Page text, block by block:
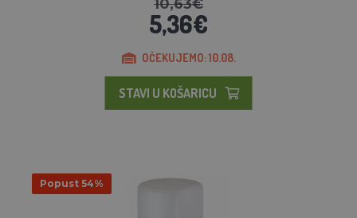
10,63€
5,36€
OČEKUJEMO: 10.08.
STAVI U KOŠARICU
Popust 54%